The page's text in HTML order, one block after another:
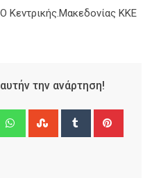
Κεντρικής.Μακεδονίας ΚΚΕ
την ανάρτηση!
WhatsappStumbleUpon
Tumblr